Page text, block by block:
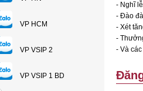
VP HCM
VP VSIP 2
VP VSIP 1 BD
- Nghĩ
- Đào
- Xét
-
- Và